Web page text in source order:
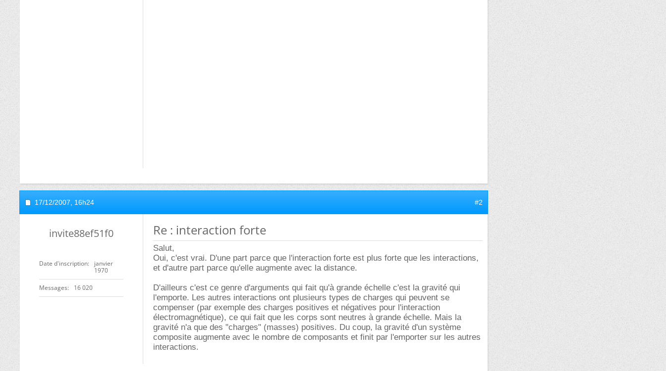
17/12/2007, 16h24 #2
invite88ef51f0
Date d'inscription
janvier
1970
Messages 16 020
Re : interaction forte
Salut,
Oui, c'est vrai. D'une part parce que l'interaction forte est plus forte que les interactions,
et d'autre part parce qu'elle augmente avec la distance.
D'ailleurs c'est ce genre d'arguments qui fait qu'à grande échelle c'est la gravité qui
l'emporte. Les autres interactions ont plusieurs types de charges qui peuvent se
compenser (par exemple des charges positives et négatives pour l'interaction
électromagnétique), ce qui fait que les corps sont neutres à grande échelle. Mais la
gravité n'a que des "charges" (masses) positives. Du coup, la gravité d'un système
composite augmente avec le nombre de composants et finit par l'emporter sur les autres
interactions.